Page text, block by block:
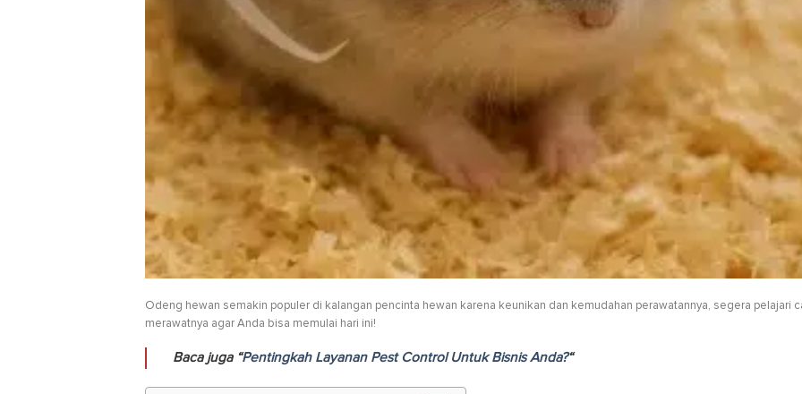
Odeng hewan semakin populer di kalangan pencinta hewan karena keunikan dan kemudahan perawatannya, segera pelajari
merawatnya agar Anda bisa memulai hari ini!
Baca juga “Pentingkah Layanan Pest Control Untuk Bisnis Anda?“